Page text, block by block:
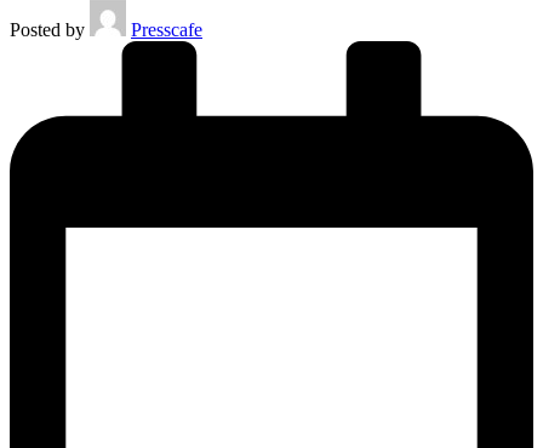
Posted by
Presscafe